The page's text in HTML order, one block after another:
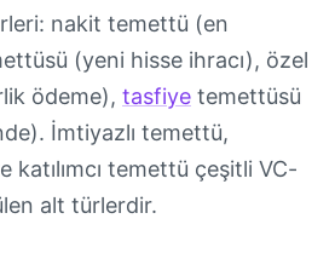
nakit temettü (en
(yeni hisse ihracı), özel
ödeme), tasfiye temettüsü
İmtiyazlı temettü,
katılımcı temettü çeşitli VC-
alt türlerdir.